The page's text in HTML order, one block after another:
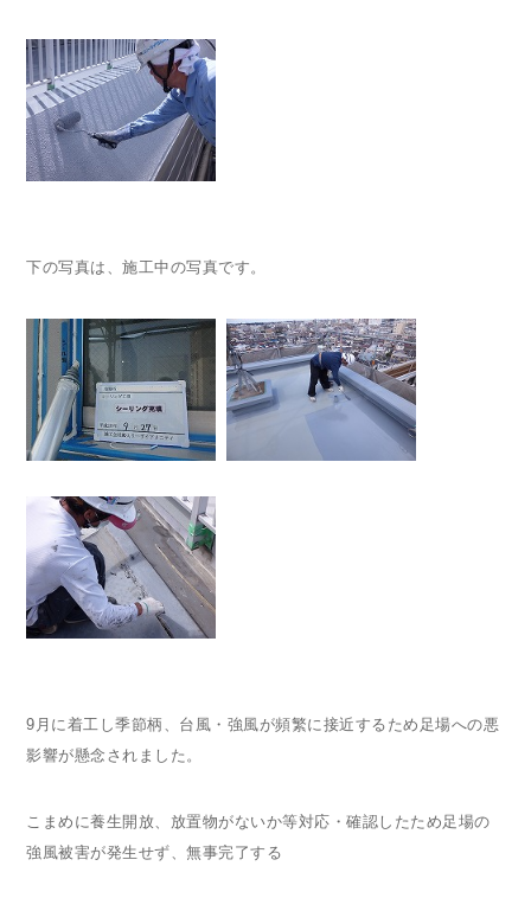
下の写真は、施工中の写真です。
9 月に着工し季節柄、台風・強風が頻繁に接近するため足場への悪
影響が懸念されました。
こまめに養生開放、放置物がないか等対応・確認したため足場の
強風被害が発生せず、無事完了する